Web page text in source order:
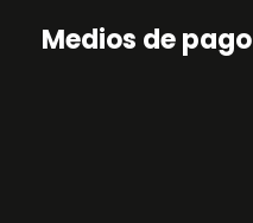
Medios de pago